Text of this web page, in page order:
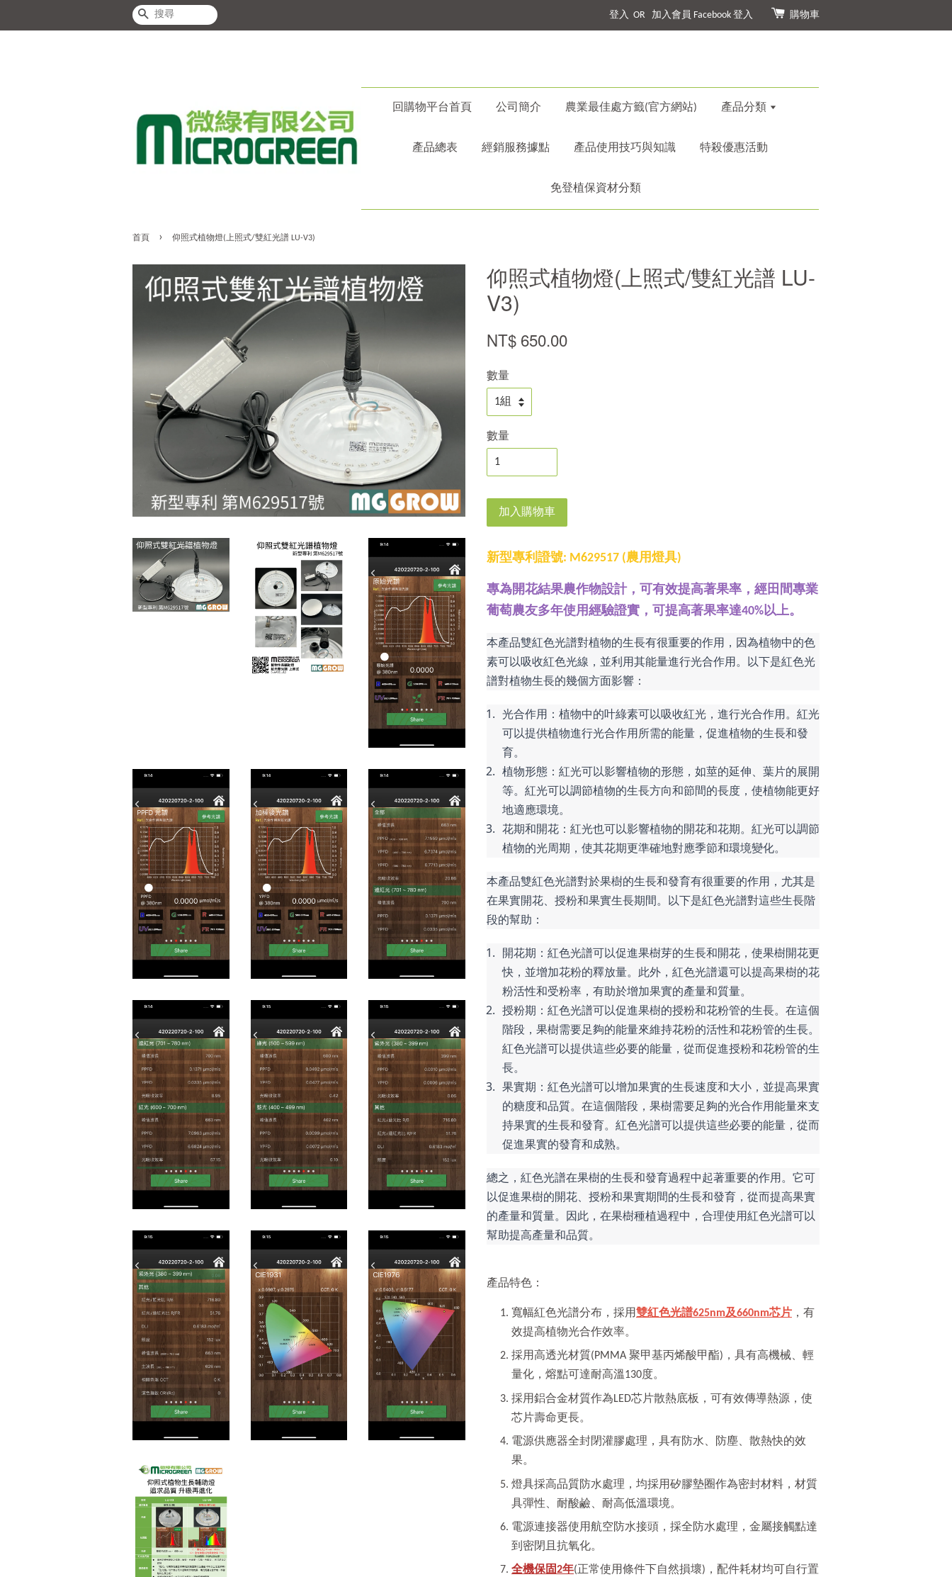
搜尋 登入 OR 加入會員 Facebook 登入 購物車
回購物平台首頁 公司簡介 農業最佳處方籤(官方網站) 產品分類
產品總表 經銷服務據點 產品使用技巧與知識 特殺優惠活動
免登植保資材分類
首頁 › 仰照式植物燈(上照式/雙紅光譜 LU-V3)
仰照式植物燈(上照式/雙紅光譜 LU-
V3)
NT$ 650.00
數量
數量
加入購物車
新型專利證號: M629517 (農用燈具)
專為開花結果農作物設計，可有效提高著果率，經田間專業
葡萄農友多年使用經驗證實，可提高著果率達40%以上。
本產品雙紅色光譜對植物的生長有很重要的作用，因為植物中的色
素可以吸收紅色光線，並利用其能量進行光合作用。以下是紅色光
譜對植物生長的幾個方面影響：
光合作用：植物中的叶綠素可以吸收紅光，進行光合作用。紅光
可以提供植物進行光合作用所需的能量，促進植物的生長和發
育。
植物形態：紅光可以影響植物的形態，如莖的延伸、葉片的展開
等。紅光可以調節植物的生長方向和節間的長度，使植物能更好
地適應環境。
花期和開花：紅光也可以影響植物的開花和花期。紅光可以調節
植物的光周期，使其花期更準確地對應季節和環境變化。
本產品雙紅色光譜對於果樹的生長和發育有很重要的作用，尤其是
在果實開花、授粉和果實生長期間。以下是紅色光譜對這些生長階
段的幫助：
開花期：紅色光譜可以促進果樹芽的生長和開花，使果樹開花更
快，並增加花粉的釋放量。此外，紅色光譜還可以提高果樹的花
粉活性和受粉率，有助於增加果實的產量和質量。
授粉期：紅色光譜可以促進果樹的授粉和花粉管的生長。在這個
階段，果樹需要足夠的能量來維持花粉的活性和花粉管的生長。
紅色光譜可以提供這些必要的能量，從而促進授粉和花粉管的生
長。
果實期：紅色光譜可以增加果實的生長速度和大小，並提高果實
的糖度和品質。在這個階段，果樹需要足夠的光合作用能量來支
持果實的生長和發育。紅色光譜可以提供這些必要的能量，從而
促進果實的發育和成熟。
總之，紅色光譜在果樹的生長和發育過程中起著重要的作用。它可
以促進果樹的開花、授粉和果實期間的生長和發育，從而提高果實
的產量和質量。因此，在果樹種植過程中，合理使用紅色光譜可以
幫助提高產量和品質。
產品特色：
寬幅紅色光譜分布，採用雙紅色光譜625nm及660nm芯片 ，有
效提高植物光合作效率。
採用高透光材質(PMMA 聚甲基丙烯酸甲酯)，具有高機械、輕
量化，熔點可達耐高溫130度。
採用鋁合金材質作為LED芯片散熱底板，可有效傳導熱源，使
芯片壽命更長。
電源供應器全封閉灌膠處理，具有防水、防塵、散熱快的效
果。
燈具採高品質防水處理，均採用矽膠墊圈作為密封材料，材質
具彈性、耐酸鹼、耐高低溫環境。
電源連接器使用航空防水接頭，採全防水處理，金屬接觸點達
到密閉且抗氧化。
全機保固2年(正常使用條件下自然損壞)，配件耗材均可自行置